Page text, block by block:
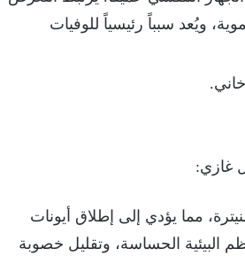
ويُعد سبباً رئيسياً للوفيات
غازي:
مما يؤدي إلى إطلاق أيونات
البيئية الحساسة، وتقليل خصوبة